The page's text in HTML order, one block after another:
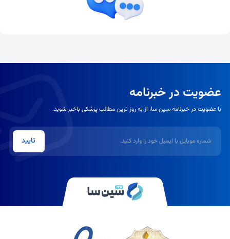
عضویت در خبرنامه
با عضویت در خبرنامه سین سا، از به روز ترین مطالب پزشکی باخبر شوید.
شماره موبایل یا ایمیل
تایید